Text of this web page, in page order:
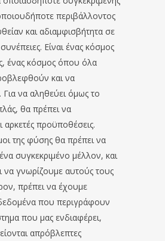
περιβάλλοντος
και αδιαμφισβήτητα σε
Είναι ένας κόσμος
ένας κόσμος όπου όλα
και να
να αληθεύει όμως το
θα πρέπει να
αρκετές προϋποθέσεις.
της φύσης θα πρέπει να
συγκεκριμένο μέλλον, και
να γνωρίζουμε αυτούς τους
πρέπει να έχουμε
που περιγράφουν
που μας ενδιαφέρει,
απρόβλεπτες